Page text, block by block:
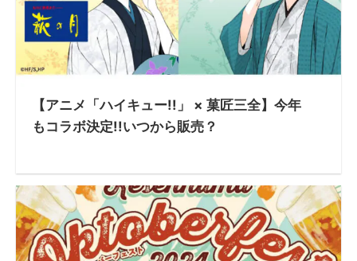
【アニメ「ハイキュー!!」 × 菓匠三全】今年
もコラボ決定!!いつから販売？